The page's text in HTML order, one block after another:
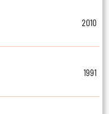
2010
1991